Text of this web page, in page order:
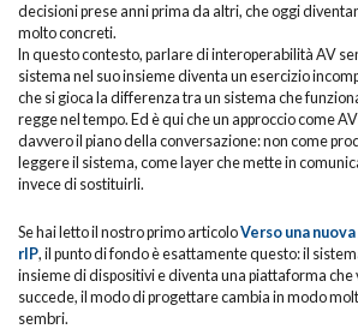
decisioni prese anni prima da altri, che oggi
molto concreti.
In questo contesto, parlare di interoperabilità AV
sistema nel suo insieme diventa un esercizio
che si gioca la differenza tra un sistema che
regge nel tempo. Ed è qui che un approccio come
davvero il piano della conversazione: non come
leggere il sistema, come layer che mette in
invece di sostituirli.
Se hai letto il nostro primo articoloVerso una
rIP, il punto di fondo è esattamente questo: il
insieme di dispositivi e diventa una piattaforma che
succede, il modo di progettare cambia in modo
sembri.